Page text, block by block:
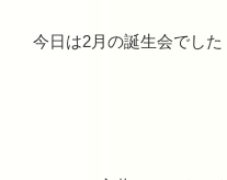
今日は2月の誕生会でした